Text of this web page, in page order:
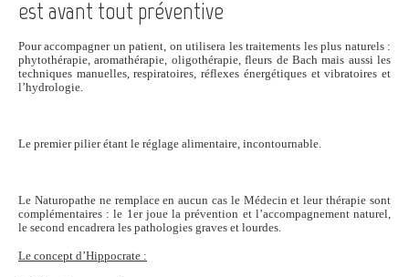
est avant tout préventive
Pour accompagner un patient, on utilisera les traitements les plus naturels :
phytothérapie, aromathérapie, oligothérapie, fleurs de Bach mais aussi les
techniques manuelles, respiratoires, réflexes énergétiques et vibratoires et
l’hydrologie.
Le premier pilier étant le réglage alimentaire, incontournable.
Le Naturopathe ne remplace en aucun cas le Médecin et leur thérapie sont
complémentaires : le 1er joue la prévention et l’accompagnement naturel,
le second encadrera les pathologies graves et lourdes.
Le concept d’Hippocrate :